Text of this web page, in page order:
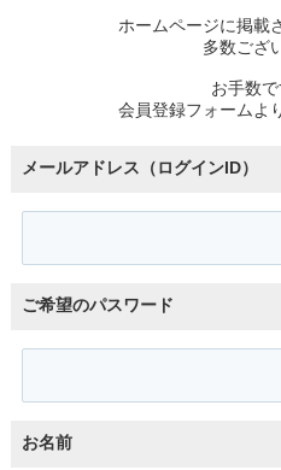
ホームページに掲載
多数ござ
お手数で
会員登録フォームよ
メールアドレス（ログインID）
ご希望のパスワード
お名前